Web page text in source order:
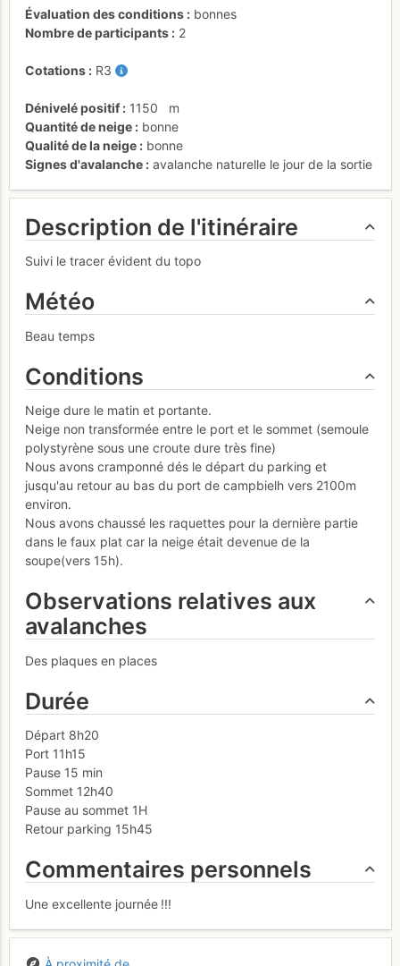
Évaluation des conditions
bonnes
Nombre de participants
2
Cotations R3
Dénivelé positif 1150
m
Quantité de neige
bonne
Qualité de la neige
bonne
Signes d'avalanche
avalanche naturelle le jour de la sortie
Description de l'itinéraire
Suivi le tracer évident du topo
Météo
Beau temps
Conditions
Neige dure le matin et portante.
Neige non transformée entre le port et le sommet (semoule
polystyrène sous une croute dure très fine)
Nous avons cramponné dés le départ du parking et
jusqu'au retour au bas du port de campbielh vers 2100m
environ.
Nous avons chaussé les raquettes pour la dernière partie
dans le faux plat car la neige était devenue de la
soupe(vers 15h).
Observations relatives aux
avalanches
Des plaques en places
Durée
Départ 8h20
Port 11h15
Pause 15 min
Sommet 12h40
Pause au sommet 1H
Retour parking 15h45
Commentaires personnels
Une excellente journée !!!